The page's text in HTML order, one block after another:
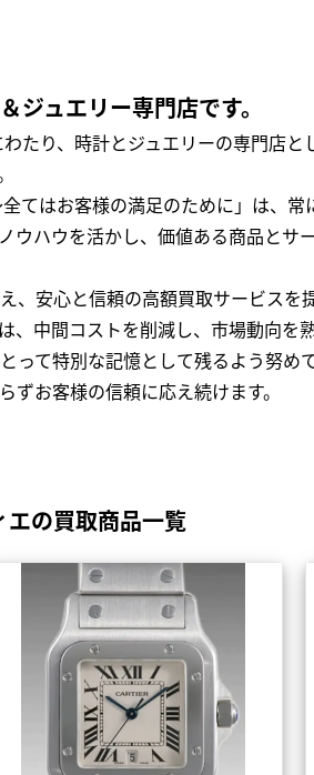
ジュエリー専門店です。
たり、時計とジュエリーの専門店
てはお客様の満足のために」は、
ウハウを活かし、価値ある商品と
、安心と信頼の高額買取サービス
中間コストを削減し、市場動向を
って特別な記憶として残るよう努
お客様の信頼に応え続けます。
エの買取商品一覧